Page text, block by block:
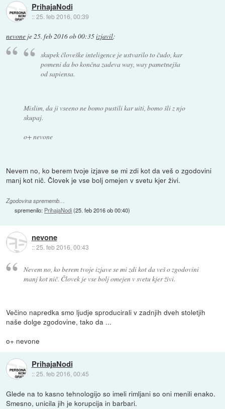
PrihajaNodi
::25. feb 2016, 00:39
nevone je25. feb 2016 ob 00:35izjavil:
skupek človeške inteligence je ustvarilo to čudo, kar
pomeni da bo končna zadeva way, way pametnejša
od sapiensa.
Mislim, da ji vseeno ne bomo pustili kar uiti, bomo šli z njo
skupaj.
o+ nevone
Nevem no, ko berem tvoje izjave se mi zdi kot da veš o zgodovini
manj kot nič. Človek je vse bolj omejen v svetu kjer živi.
Zgodovina sprememb…
spremenilo: PrihajaNodi(25. feb 2016 ob 00:40)
nevone
::25. feb 2016, 00:43
Nevem no, ko berem tvoje izjave se mi zdi kot da veš o zgodovini
manj kot nič. Človek je vse bolj omejen v svetu kjer živi.
Večino napredka smo ljudje sproducirali v zadnjih dveh stoletjih
naše dolge zgodovine, tako da ...
o+ nevone
PrihajaNodi
::25. feb 2016, 00:45
Glede na to kasno tehnologijo so imeli rimljani so oni menili enako.
Smesno, unicila jih je korupcija in barbari.